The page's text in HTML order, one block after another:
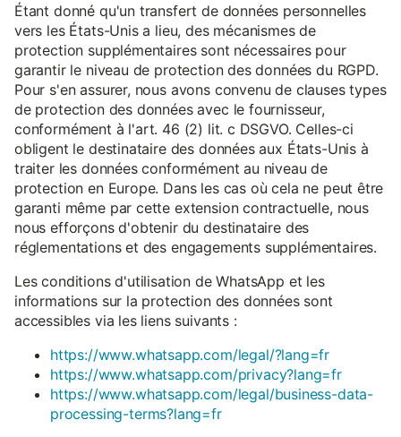
Étant donné qu'un transfert de données personnelles
vers les États-Unis a lieu, des mécanismes de
protection supplémentaires sont nécessaires pour
garantir le niveau de protection des données du RGPD.
Pour s'en assurer, nous avons convenu de clauses types
de protection des données avec le fournisseur,
conformément à l'art. 46 (2) lit. c DSGVO. Celles-ci
obligent le destinataire des données aux États-Unis à
traiter les données conformément au niveau de
protection en Europe. Dans les cas où cela ne peut être
garanti même par cette extension contractuelle, nous
nous efforçons d'obtenir du destinataire des
réglementations et des engagements supplémentaires.
Les conditions d'utilisation de WhatsApp et les
informations sur la protection des données sont
accessibles via les liens suivants :
https://www.whatsapp.com/legal/?lang=fr
https://www.whatsapp.com/privacy?lang=fr
https://www.whatsapp.com/legal/business-data-
processing-terms?lang=fr